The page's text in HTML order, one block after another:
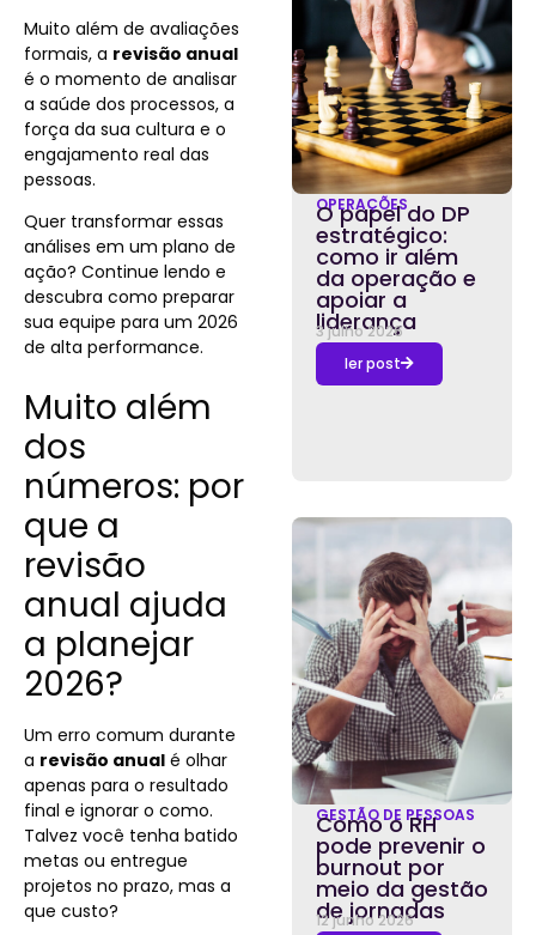
Muito além de avaliações
formais, a revisão anual
é o momento de analisar
a saúde dos processos, a
força da sua cultura e o
engajamento real das
pessoas.
Quer transformar essas
análises em um plano de
ação? Continue lendo e
descubra como preparar
sua equipe para um 2026
de alta performance.
Muito além
dos
números: por
que a
revisão
anual ajuda
a planejar
2026?
Um erro comum durante
a revisão anual é olhar
apenas para o resultado
final e ignorar o como.
Talvez você tenha batido
metas ou entregue
projetos no prazo, mas a
que custo?
OPERAÇÕES
O papel do DP
estratégico:
como ir além
da operação e
apoiar a
liderança
3 julho 2026
ler post
GESTÃO DE PESSOAS
Como o RH
pode prevenir o
burnout por
meio da gestão
de jornadas
12 junho 2026